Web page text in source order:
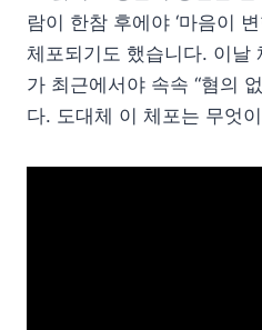
람이 한참 후에야 ‘마음이
체포되기도 했습니다. 이날
가 최근에서야 속속 “혐의
다. 도대체 이 체포는 무엇